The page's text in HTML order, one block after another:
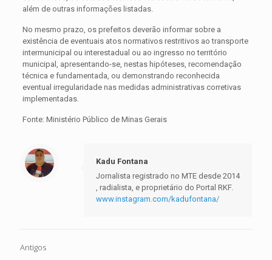
além de outras informações listadas.
No mesmo prazo, os prefeitos deverão informar sobre a
existência de eventuais atos normativos restritivos ao transporte
intermunicipal ou interestadual ou ao ingresso no território
municipal, apresentando-se, nestas hipóteses, recomendação
técnica e fundamentada, ou demonstrando reconhecida
eventual irregularidade nas medidas administrativas corretivas
implementadas.
Fonte: Ministério Público de Minas Gerais
Kadu Fontana
Jornalista registrado no MTE desde 2014
, radialista, e proprietário do Portal RKF.
www.instagram.com/kadufontana/
Antigos